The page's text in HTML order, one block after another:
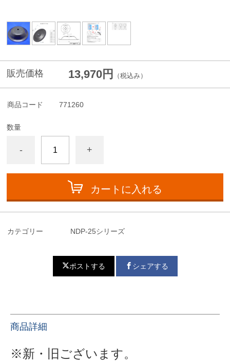
販売価格 13,970円 （税込み）
商品コード 771260
数量
- +
カートに入れる
カテゴリー NDP-25シリーズ
ポストする シェアする
商品詳細
※新・旧ございます。